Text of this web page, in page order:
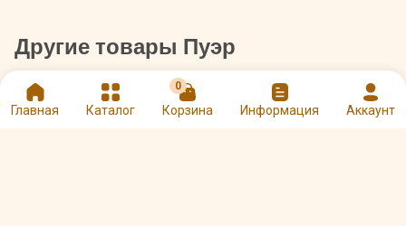
Главная Каталог
0
Корзина Информация Аккаунт
Другие товары Пуэр